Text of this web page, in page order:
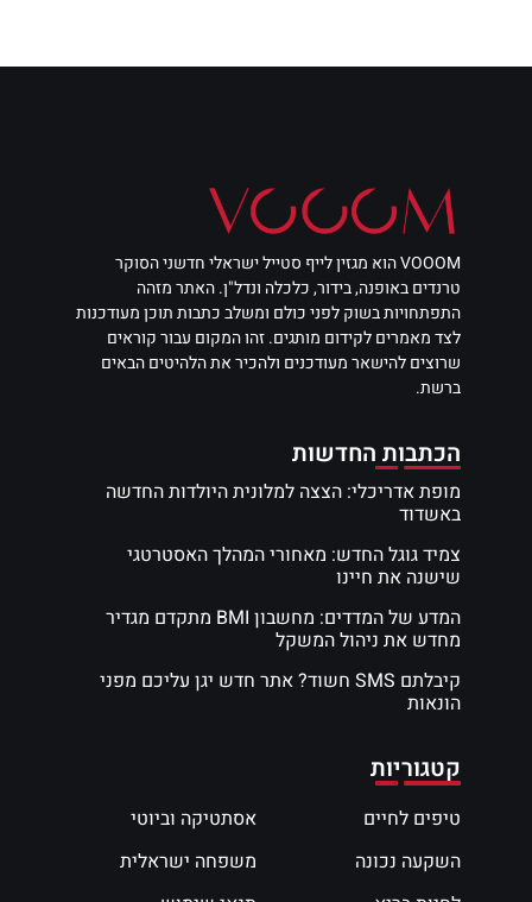
VOOOM הוא מגזין לייף סטייל ישראלי חדשני הסוקר
טרנדים באופנה, בידור, כלכלה ונדל"ן. האתר מזהה
התפתחויות בשוק לפני כולם ומשלב כתבות תוכן מעודכנות
לצד מאמרים לקידום מותגים. זהו המקום עבור קוראים
שרוצים להישאר מעודכנים ולהכיר את הלהיטים הבאים
ברשת.
הכתבות החדשות
מופת אדריכלי: הצצה למלונית היולדות החדשה
באשדוד
צמיד גוגל החדש: מאחורי המהלך האסטרטגי
שישנה את חיינו
המדע של המדדים: מחשבון BMI מתקדם מגדיר
מחדש את ניהול המשקל
קיבלתם SMS חשוד? אתר חדש יגן עליכם מפני
הונאות
קטגוריות
טיפים לחיים
השקעה נכונה
אסתטיקה וביוטי
משפחה ישראלית